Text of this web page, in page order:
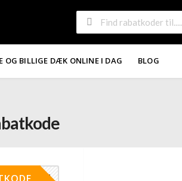
OG BILLIGE DÆK ONLINE I DAG BLOG